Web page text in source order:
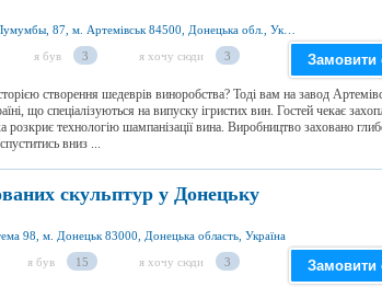
я був 3 я хочу сюди 3 Замовити
створення шедеврів виноробства? Тоді вам на завод
що спеціалізуються на випуску ігристих вин. Гостей чекає
розкриє технологію шампанізації вина. Виробництво заховано
вниз ...
скульптур у Донецьку
98, м. Донецьк 83000, Донецька область, Україна
я був 15 я хочу сюди 3 Замовити